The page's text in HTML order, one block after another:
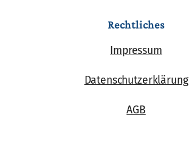
Rechtliches
Impressum
Datenschutzerklärung
AGB